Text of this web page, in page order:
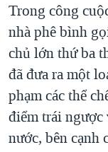
Trong công
nhà phê bình
chủ lớn thứ ba
đã đưa ra một
phạm các thể
điểm trái ngược
nước, bên cạnh